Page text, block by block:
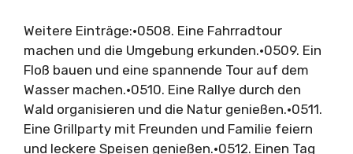
Weitere Einträge:•0508. Eine Fahrradtour
machen und die Umgebung erkunden.•0509. Ein
Floß bauen und eine spannende Tour auf dem
Wasser machen.•0510. Eine Rallye durch den
Wald organisieren und die Natur genießen.•0511.
Eine Grillparty mit Freunden und Familie feiern
und leckere Speisen genießen.•0512. Einen Tag